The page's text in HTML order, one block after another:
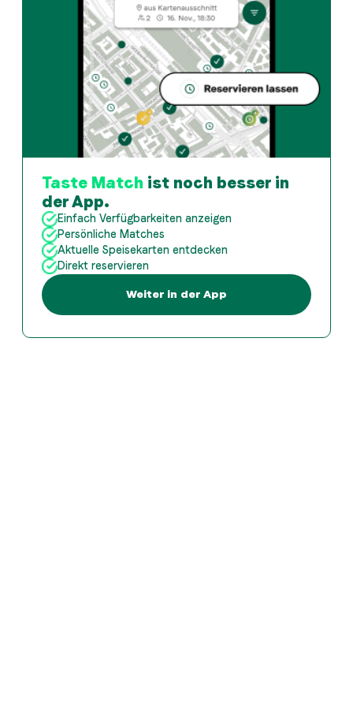
Taste Match ist noch besser in
der App.
Einfach Verfügbarkeiten anzeigen
Persönliche Matches
Aktuelle Speisekarten entdecken
Direkt reservieren
Weiter in der App